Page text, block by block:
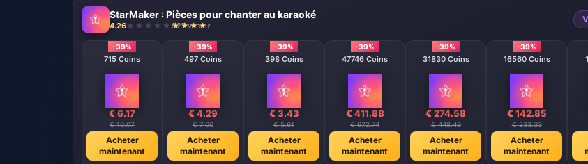
StarMaker : Pièces pour chanter au karaoké
4.26 927 vendu
-39%
715 Coins
€ 6.17
€ 10.07
Acheter
maintenant
-39%
497 Coins
€ 4.29
€ 7.00
Acheter
maintenant
-39%
398 Coins
€ 3.43
€ 5.61
Acheter
maintenant
-39%
47746 Coins
€ 411.88
€ 672.74
Acheter
maintenant
-39%
31830 Coins
€ 274.58
€ 448.49
Acheter
maintenant
-39%
16560 Coins
€ 142.85
€ 233.33
Acheter
maintenant